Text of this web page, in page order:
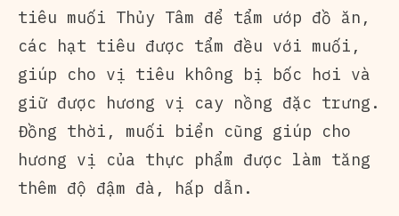
tiêu muối Thủy Tâm để tẩm ướp đồ ăn,
các hạt tiêu được tẩm đều với muối,
giúp cho vị tiêu không bị bốc hơi và
giữ được hương vị cay nồng đặc trưng.
Đồng thời, muối biển cũng giúp cho
hương vị của thực phẩm được làm tăng
thêm độ đậm đà, hấp dẫn.